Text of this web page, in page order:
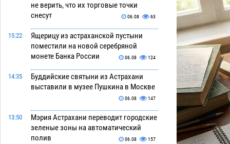
не верить, что их торговые точки
снесут
06.08 63
15:22
Ящерицу из астраханской пустыни
поместили на новой серебряной
монете Банка России
06.08 124
14:35
Буддийские святыни из Астрахани
выставили в музее Пушкина в Москве
06.08 147
13:50
Мэрия Астрахани переводит городские
зеленые зоны на автоматический
полив
06.08 157